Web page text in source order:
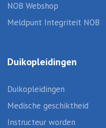
NOB Webshop
Meldpunt Integriteit NOB
Duikopleidingen
Duikopleidingen
Medische geschiktheid
Instructeur worden